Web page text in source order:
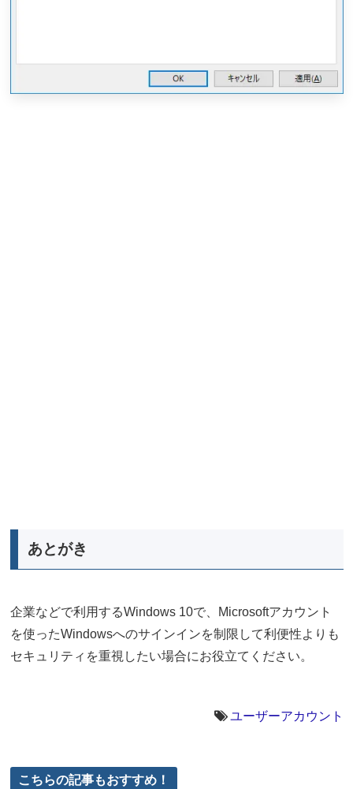
あとがき
企業などで利用するWindows 10で、Microsoftアカウント
を使ったWindowsへのサインインを制限して利便性よりも
セキュリティを重視したい場合にお役立てください。
ユーザーアカウント
こちらの記事もおすすめ！